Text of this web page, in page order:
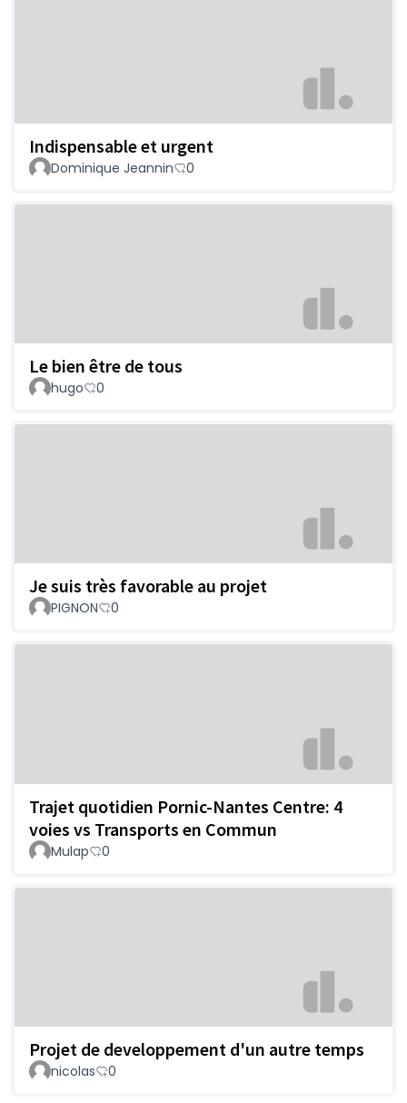
Indispensable et urgent
Dominique Jeannin 0
Le bien être de tous
hugo 0
Je suis très favorable au projet
PIGNON 0
Trajet quotidien Pornic-Nantes Centre: 4
voies vs Transports en Commun
Mulap 0
Projet de developpement d'un autre temps
nicolas 0